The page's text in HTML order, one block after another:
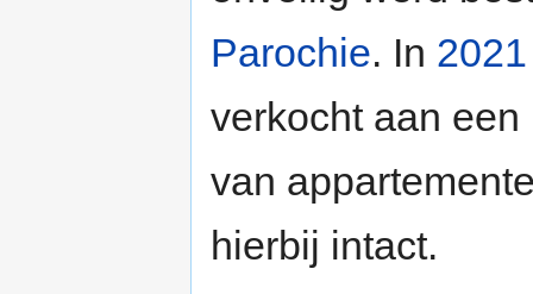
Parochie. In 2021
verkocht aan
van
hierbij intact.